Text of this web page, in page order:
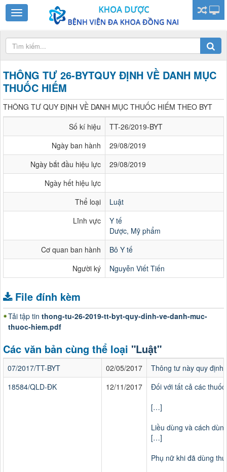
THÔNG TƯ 26-BYTQUY ĐỊNH VỀ DANH MỤC
THUỐC HIẾM
THÔNG TƯ QUY ĐỊNH VỀ DANH MỤC THUỐC HIẾM THEO BYT
Số kí hiệu
TT-26/2019-BYT
Ngày ban hành
29/08/2019
Ngày bắt đầu hiệu lực
29/08/2019
Ngày hết hiệu lực
Thể loại
Luật
Lĩnh vực
Y tế
Dược, Mỹ phẩm
Cơ quan ban hành
Bô Y tế
Người ký
Nguyễn Viết Tiến
File đính kèm
Tải tập tin thong-tu-26-2019-tt-byt-quy-dinh-ve-danh-muc-
thuoc-hiem.pdf
Các văn bản cùng thể loại "Luật"
07/2017/TT-BYT 02/05/2017
Thông tư này quy định
18584/QLD-ĐK
12/11/2017
Đối với tất cả các
[…]
Liều dùng và cách
[…]
Phụ nữ khi đã dùng